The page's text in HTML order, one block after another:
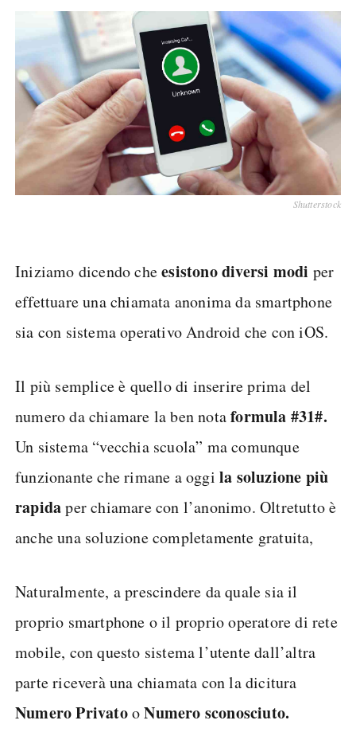
Shutterstock
Iniziamo dicendo cheesistono diversi modi per
effettuare una chiamata anonima da smartphone
sia con sistema operativo Android che con iOS.
Il più semplice è quello di inserire prima del
numero da chiamare la ben notaformula #31#.
Un sistema “vecchia scuola” ma comunque
funzionante che rimane a oggi la soluzione più
rapidaper chiamare con l’anonimo. Oltretutto è
anche una soluzione completamente gratuita,
Naturalmente, a prescindere da quale sia il
proprio smartphone o il proprio operatore di rete
mobile, con questo sistema l’utente dall’altra
parte riceverà una chiamata con la dicitura
Numero PrivatooNumero sconosciuto.